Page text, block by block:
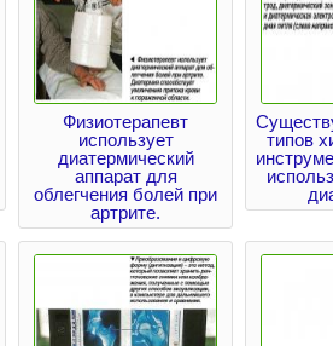
Физиотерапевт
использует
диатермический
аппарат для
облегчения болей при
артрите.
типов